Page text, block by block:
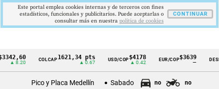
CintilloCOLCAP1621,34 pts USD/COP$4178
▲ 0.42
EUR/COP$3639
—
Pico y Placa Medellín Sabado no no
Este portal emplea cookies internas y de terceros con fines
estadísticos, funcionales y publicitarios. Puede aceptarlas o
consultar más en nuestra politica de cookies
CONTINUAR